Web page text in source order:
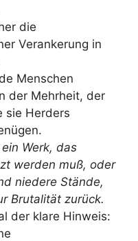
die
Verankerung in
Menschen
der Mehrheit, der
sie Herders
Werk, das
werden muß, oder
niedere Stände,
Brutalität zurück.
der klare Hinweis: